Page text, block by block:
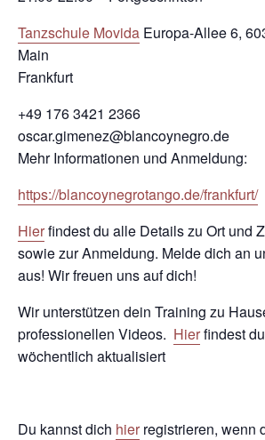
Tanzschule Movida Europa-Allee 6,
Main
Frankfurt
+49 176 3421 2366
oscar.gimenez@blancoynegro.de
Mehr Informationen und Anmeldung:
https://blancoynegrotango.de/frankfurt/
Hierfindest du alle Details zu Ort und
sowie zur Anmeldung. Melde dich an
aus! Wir freuen uns auf dich!
Wir unterstützen dein Training zu
professionellen Videos. Hierfindest
wöchentlich aktualisiert
Du kannst dich hier registrieren, wenn